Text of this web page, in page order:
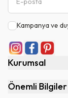
Kampanya ve
Kurumsal
Önemli Bilgiler